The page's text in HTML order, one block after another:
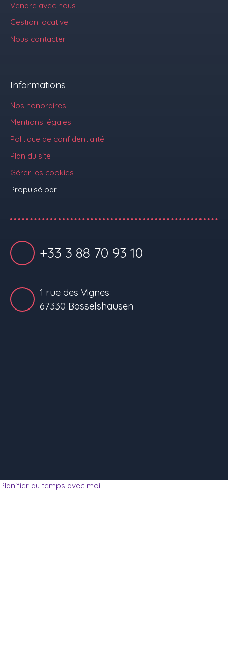
Vendre avec nous
Gestion locative
Nous contacter
Informations
Nos honoraires
Mentions légales
Politique de confidentialité
Plan du site
Gérer les cookies
Propulsé par
+33 3 88 70 93 10
1 rue des Vignes
67330 Bosselshausen
Planifier du temps avec moi